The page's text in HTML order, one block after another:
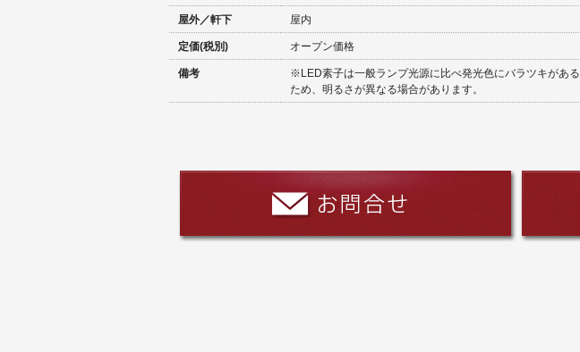
屋外／軒下 屋内
定価(税別) オープン価格
備考
※LED素子は一般ランプ光源に比べ発光色にバラツキがある
ため、明るさが異なる場合があります。